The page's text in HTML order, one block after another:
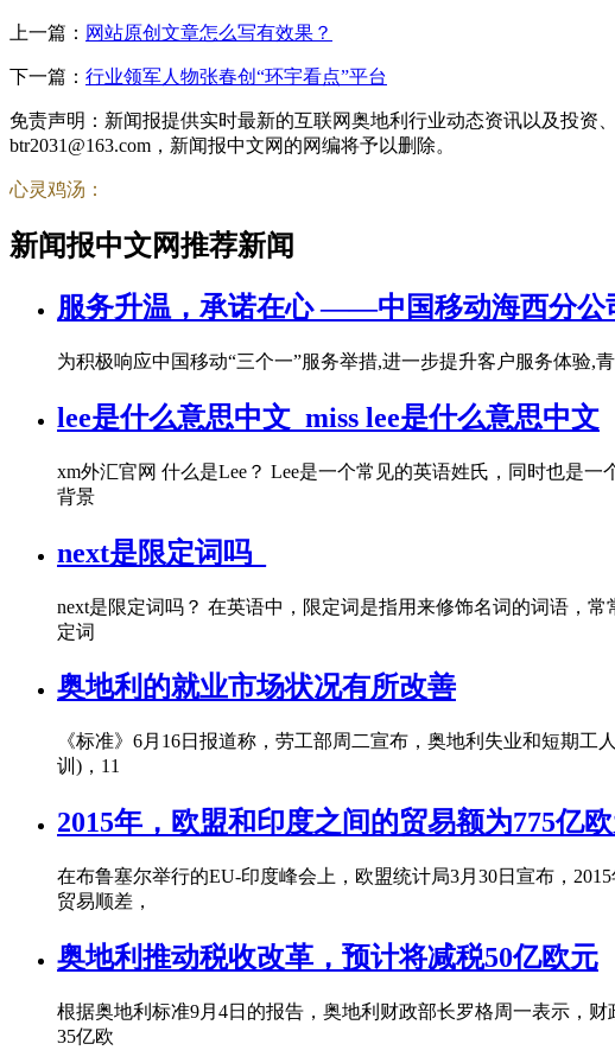
上一篇： 网站原创文章怎么写有效果？
下一篇： 行业领军人物张春创“环宇看点”平台
免责声明：新闻报提供实时最新的互联网奥地利行业动态资讯以及投
btr2031@163.com，新闻报中文网的网编将予以删除。
心灵鸡汤：
新闻报中文网推荐新闻
服务升温，承诺在心 ——中国移动海西分公
为积极响应中国移动“三个一”服务举措,进一步提升客户服务体验
lee是什么意思中文_miss lee是什么意思中文
xm外汇官网 什么是Lee？ Lee是一个常见的英语姓氏，同时也是
背景
next是限定词吗_
next是限定词吗？ 在英语中，限定词是指用来修饰名词的词语，
定词
奥地利的就业市场状况有所改善
《标准》6月16日报道称，劳工部周二宣布，奥地利失业和短期
训)，11
2015年，欧盟和印度之间的贸易额为775亿
在布鲁塞尔举行的EU-印度峰会上，欧盟统计局3月30日宣布，
贸易顺差，
奥地利推动税收改革，预计将减税50亿欧元
根据奥地利标准9月4日的报告，奥地利财政部长罗格周一表示，
35亿欧